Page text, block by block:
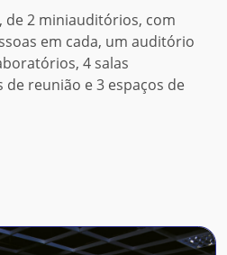
de 2 miniauditórios, com
em cada, um auditório
4 salas
reunião e 3 espaços de